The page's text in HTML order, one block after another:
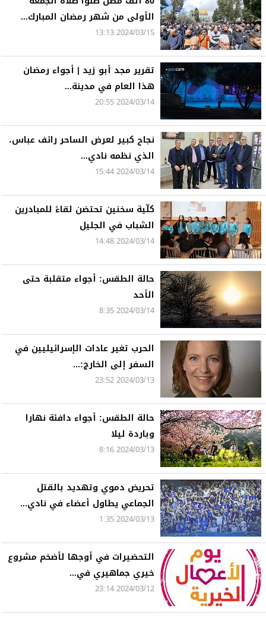
الأولى من شهر رمضان المبارك...
2024/03/15 13:13
تقرير مجد أبو زيد | أجواء رمضان
هذا العام في مدينة...
2024/03/14 20:55
نجاح كبير لعرض الساحر رائف عباس،
الذي نظمه نادي...
2024/03/14 15:44
كلّية سخنين تحتضن لقاءً للمبادرين
الشباب في الجليل
2024/03/14 14:48
حالة الطقس: أجواء متقلبة حتى
الأحد
2024/03/14 8:35
الحرب تغير عادات الإسرائيليين في
السفر إلى الخارج:...
2024/03/13 23:52
حالة الطقس: أجواء دافئة نهارا
وباردة ليلا
2024/03/13 8:16
تحريض دموي وتهديد بالقتل
الجماعي يطاول أعضاء في نادي...
2024/03/13 1:35
التحضيرات في أوجها لأضخم مشروع
خيري جماهيري في...
2024/03/12 23:14